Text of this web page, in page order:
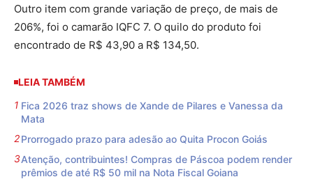
Outro item com grande variação de preço, de mais de
206%, foi o camarão IQFC 7. O quilo do produto foi
encontrado de R$ 43,90 a R$ 134,50.
LEIA TAMBÉM
Fica 2026 traz shows de Xande de Pilares e Vanessa da
Mata
Prorrogado prazo para adesão ao Quita Procon Goiás
Atenção, contribuintes! Compras de Páscoa podem render
prêmios de até R$ 50 mil na Nota Fiscal Goiana